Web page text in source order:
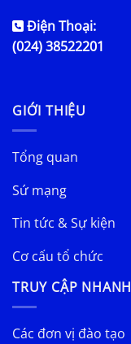
Điện Thoại:
(024) 38522201
GIỚI THIỆU
Tổng quan
Sứ mạng
Tin tức & Sự kiện
Cơ cấu tổ chức
TRUY CẬP NHANH
Các đơn vị đào tạo